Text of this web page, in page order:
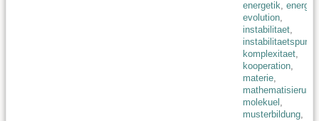
energetik, energie
evolution,
instabilitaet,
instabilitaetspunkt
komplexitaet,
kooperation,
materie,
mathematisierung
molekuel ,
musterbildung,